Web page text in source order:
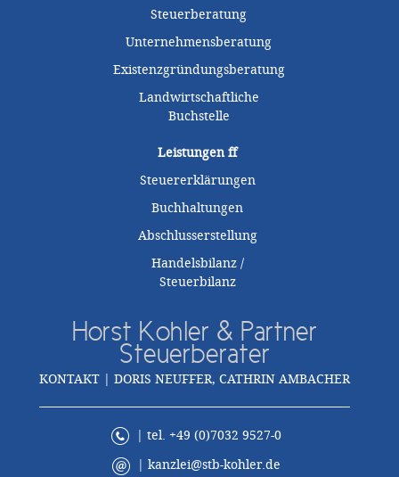
Steuerberatung
Unternehmensberatung
Existenzgründungsberatung
Landwirtschaftliche
Buchstelle
Leistungenff
Steuererklärungen
Buchhaltungen
Abschlusserstellung
Handelsbilanz /
Steuerbilanz
Horst Kohler & Partner
Steuerberater
KONTAKT | DORIS NEUFFER, CATHRIN AMBACHER
| tel. +49 (0)7032 9527-0
| kanzlei@stb-kohler.de